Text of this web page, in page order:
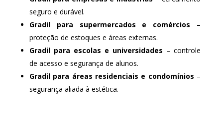
seguro e durável.
Gradil para supermercados e comércios –
proteção de estoques e áreas externas.
Gradil para escolas e universidades – controle
de acesso e segurança de alunos.
Gradil para áreas residenciais e condomínios –
segurança aliada à estética.